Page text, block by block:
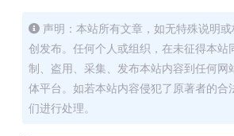
声明：本站所有文章，如无特殊说明
创发布。任何个人或组织，在未征得本站
制、盗用、采集、发布本站内容到任何网
体平台。如若本站内容侵犯了原著者的合
们进行处理。